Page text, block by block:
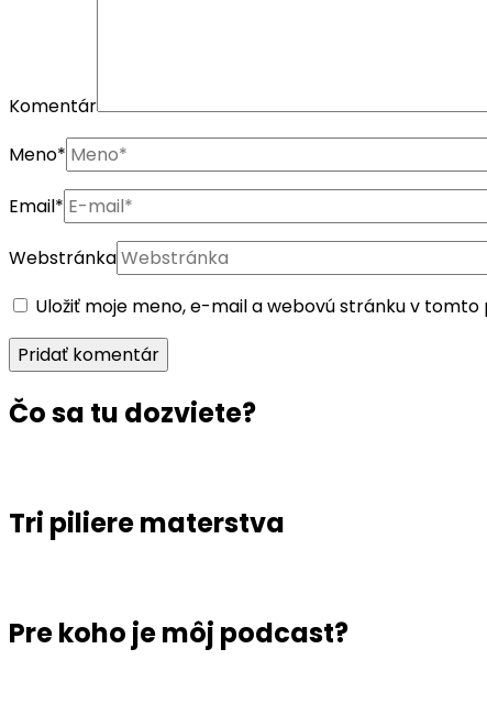
Komentár
Meno*
Email*
Webstránka
Uložiť moje meno, e-mail a webovú stránku v
Čo sa tu dozviete?
Tri piliere materstva
Pre koho je môj podcast?